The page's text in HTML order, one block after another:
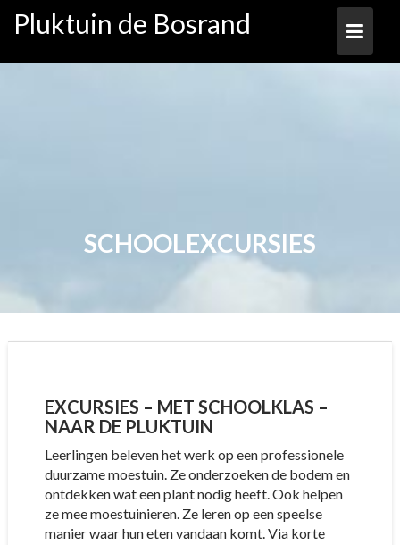
naar
inhoud
Pluktuin de Bosrand
SCHOOLEXCURSIES
EXCURSIES – MET SCHOOLKLAS –
NAAR DE PLUKTUIN
Leerlingen beleven het werk op een professionele
duurzame moestuin. Ze onderzoeken de bodem en
ontdekken wat een plant nodig heeft. Ook helpen
ze mee moestuinieren. Ze leren op een speelse
manier waar hun eten vandaan komt. Via korte